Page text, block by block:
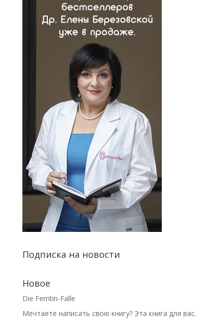
Подписка на новости
Новое
Die Ferritin-Falle
Мечтаете написать свою книгу? Эта книга для вас.